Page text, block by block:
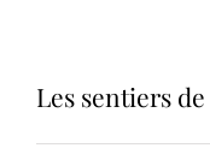
Les sentiers de